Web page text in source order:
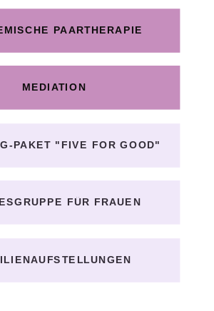
PAARTHERAPIE
MEDIATION
PAKET "FIVE FOR GOOD"
FÜR FRAUEN